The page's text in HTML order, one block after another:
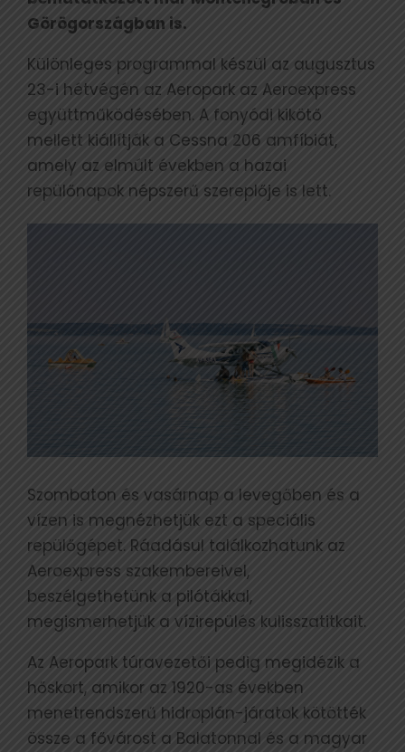
Görögországban is.
Különleges programmal készül az augusztus
23-i hétvégén az Aeropark az Aeroexpress
együttműködésében. A fonyódi kikötő
mellett kiállítják a Cessna 206 amfíbiát,
amely az elmúlt években a hazai
repülőnapok népszerű szereplője is lett.
Szombaton és vasárnap a levegőben és a
vízen is megnézhetjük ezt a speciális
repülőgépet. Ráadásul találkozhatunk az
Aeroexpress szakembereivel,
beszélgethetünk a pilótákkal,
megismerhetjük a vízirepülés kulisszatitkait.
Az Aeropark túravezetői pedig megidézik a
hőskort, amikor az 1920-as években
menetrendszerű hidroplán-járatok kötötték
össze a fővárost a Balatonnal és a magyar